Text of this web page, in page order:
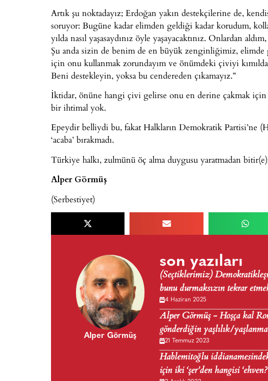
Artık şu noktadayız; Erdoğan yakın destekçilerine de,
soruyor: Bugüne kadar elimden geldiği kadar korudum,
yılda nasıl yaşasaydınız öyle yaşayacaktınız. Onlardan
Şu anda sizin de benim de en büyük zenginliğimiz,
için onu kullanmak zorundayım ve önümdeki çiviyi
Beni destekleyin, yoksa bu cendereden çıkamayız.”
İktidar, önüne hangi çivi gelirse onu en derine çakmak
bir ihtimal yok.
Epeydir belliydi bu, fakat Halkların Demokratik Partisi’ne
‘acaba’ bırakmadı.
Türkiye halkı, zulmünü öç alma duygusu yaratmadan
Alper Görmüş
(Serbestiyet)
Alper Görmüş
son yazıları
(Seçtiklerimiz)
bunu durmaksızın tekrar
4 Haziran 2025
Alper Görmüş - Hoşça kal
gönderdiğin yaşlılık/
21 Temmuz 2023
Hablemitoğlu
için iki ‘şer’den hangisi